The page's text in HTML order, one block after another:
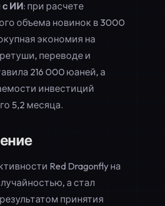
ИИ: при расчете
объема новинок в 3000
экономия на
переводе и
216 000 юаней, а
инвестиций
5,2 месяца.
Red Dragonfly на
а стал
принятия